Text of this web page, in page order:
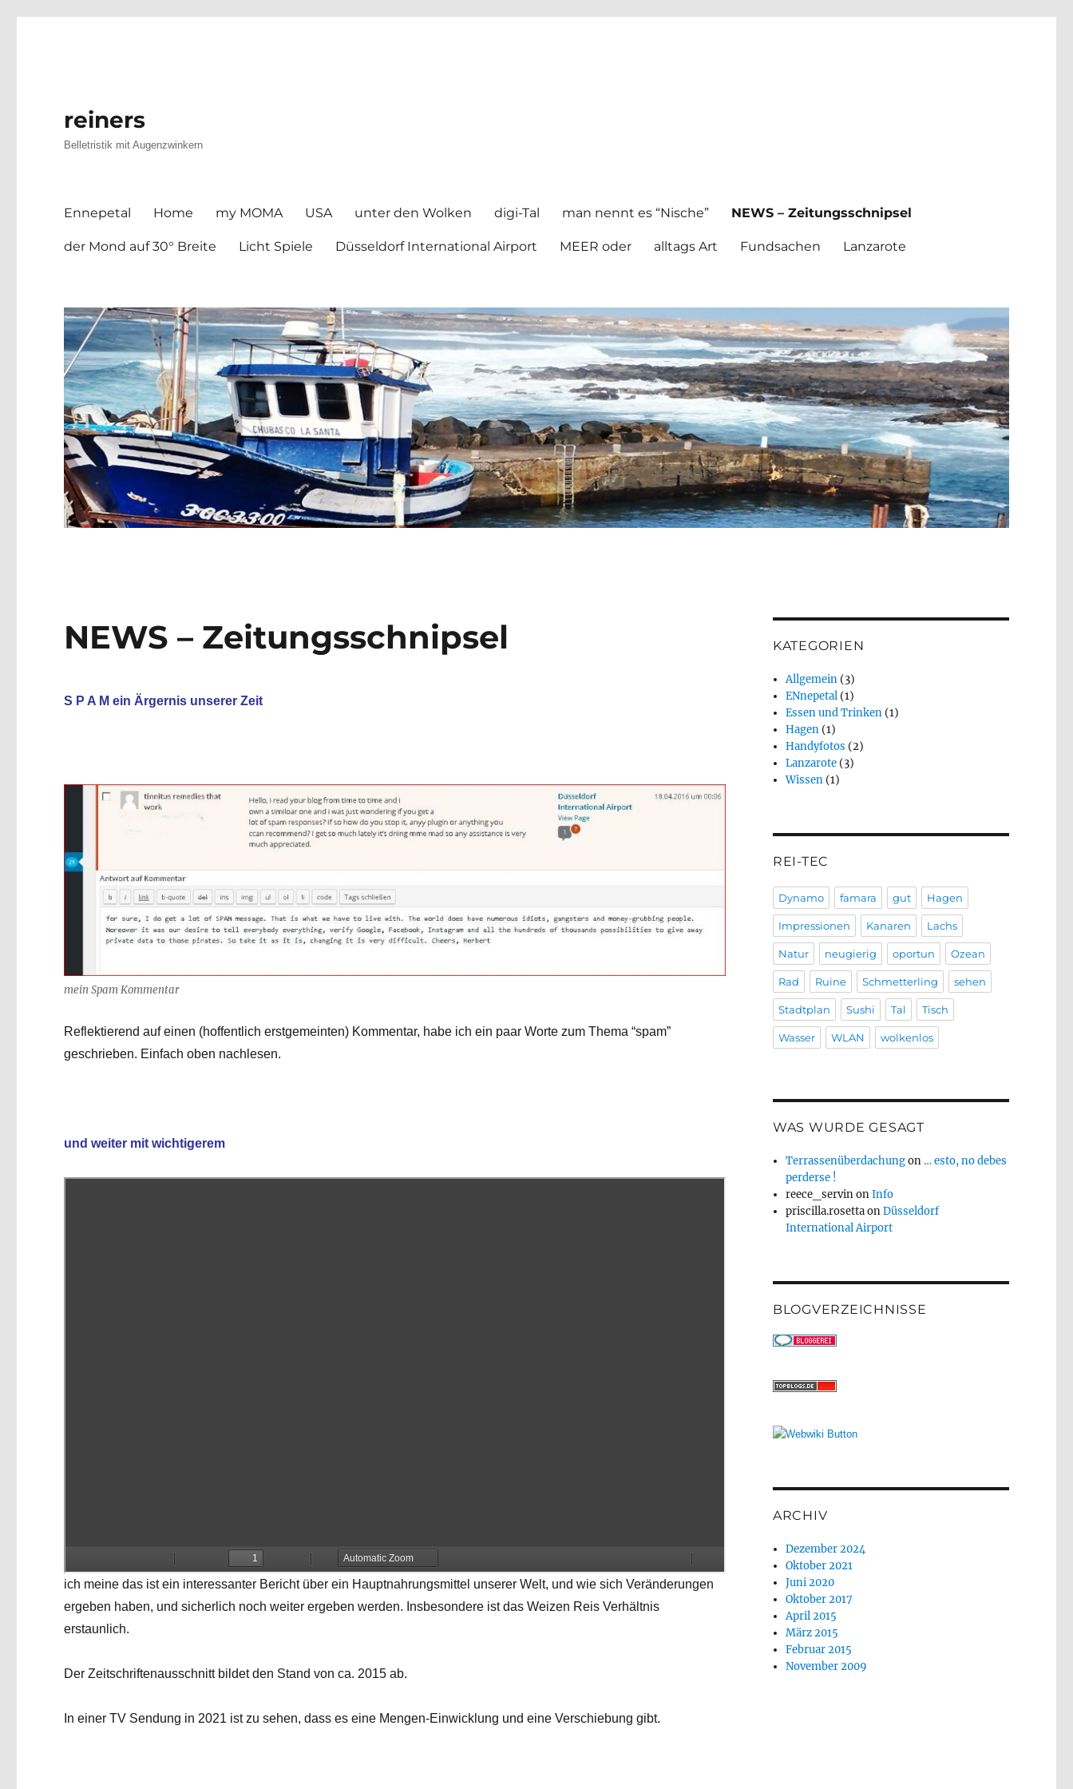
reiners
Belletristik mit Augenzwinkern
Ennepetal Home my MOMA USA unter den Wolken digi-Tal man nennt es “Nische” NEWS – Zeitungsschnipsel
der Mond auf 30° Breite Licht Spiele Düsseldorf International Airport MEER oder alltags Art Fundsachen Lanzarote
NEWS – Zeitungsschnipsel
S P A M ein Ärgernis unserer Zeit
mein Spam Kommentar
Reflektierend auf einen (hoffentlich erstgemeinten) Kommentar, habe ich ein paar Worte zum Thema “spam”
geschrieben. Einfach oben nachlesen.
und weiter mit wichtigerem
ich meine das ist ein interessanter Bericht über ein Hauptnahrungsmittel unserer Welt, und wie sich Veränderungen
ergeben haben, und sicherlich noch weiter ergeben werden. Insbesondere ist das Weizen Reis Verhältnis
erstaunlich.
Der Zeitschriftenausschnitt bildet den Stand von ca. 2015 ab.
In einer TV Sendung in 2021 ist zu sehen, dass es eine Mengen-Einwicklung und eine Verschiebung gibt.
KATEGORIEN
Allgemein (3)
ENnepetal (1)
Essen und Trinken (1)
Hagen (1)
Handyfotos (2)
Lanzarote (3)
Wissen (1)
REI-TEC
Dynamo famara gut Hagen
Impressionen Kanaren Lachs
Natur neugierig oportun Ozean
Rad Ruine Schmetterling sehen
Stadtplan Sushi Tal Tisch
Wasser WLAN wolkenlos
WAS WURDE GESAGT
Terrassenüberdachungon … esto, no debes
perderse !
reece_servinonInfo
priscilla.rosettaonDüsseldorf
International Airport
BLOGVERZEICHNISSE
ARCHIV
Dezember 2024
Oktober 2021
Juni 2020
Oktober 2017
April 2015
März 2015
Februar 2015
November 2009